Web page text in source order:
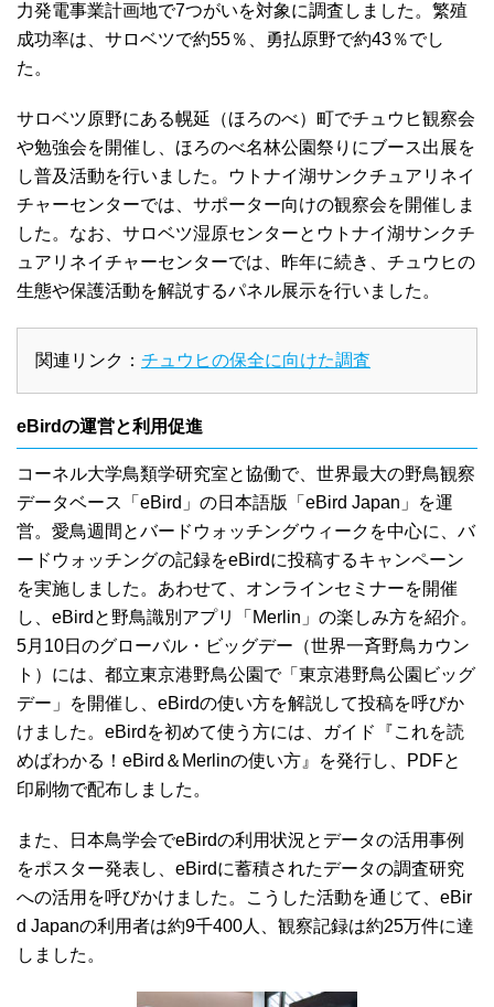
力発電事業計画地で7つがいを対象に調査しました。繁殖
成功率は、サロベツで約55％、勇払原野で約43％でし
た。
サロベツ原野にある幌延（ほろのべ）町でチュウヒ観察会
や勉強会を開催し、ほろのべ名林公園祭りにブース出展を
し普及活動を行いました。ウトナイ湖サンクチュアリネイ
チャーセンターでは、サポーター向けの観察会を開催しま
した。なお、サロベツ湿原センターとウトナイ湖サンクチ
ュアリネイチャーセンターでは、昨年に続き、チュウヒの
生態や保護活動を解説するパネル展示を行いました。
関連リンク： チュウヒの保全に向けた調査
eBirdの運営と利用促進
コーネル大学鳥類学研究室と協働で、世界最大の野鳥観察
データベース「eBird」の日本語版「eBird Japan」を運
営。愛鳥週間とバードウォッチングウィークを中心に、バ
ードウォッチングの記録をeBirdに投稿するキャンペーン
を実施しました。あわせて、オンラインセミナーを開催
し、eBirdと野鳥識別アプリ「Merlin」の楽しみ方を紹介。
5月10日のグローバル・ビッグデー（世界一斉野鳥カウン
ト）には、都立東京港野鳥公園で「東京港野鳥公園ビッグ
デー」を開催し、eBirdの使い方を解説して投稿を呼びか
けました。eBirdを初めて使う方には、ガイド『これを読
めばわかる！eBird＆Merlinの使い方』を発行し、PDFと
印刷物で配布しました。
また、日本鳥学会でeBirdの利用状況とデータの活用事例
をポスター発表し、eBirdに蓄積されたデータの調査研究
への活用を呼びかけました。こうした活動を通じて、eBir
d Japanの利用者は約9千400人、観察記録は約25万件に達
しました。